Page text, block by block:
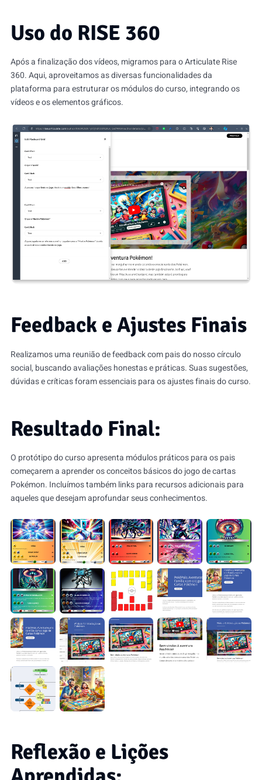
Uso do RISE 360
Após a finalização dos vídeos, migramos para o Articulate Rise
360. Aqui, aproveitamos as diversas funcionalidades da
plataforma para estruturar os módulos do curso, integrando os
vídeos e os elementos gráficos.
Feedback e Ajustes Finais
Realizamos uma reunião de feedback com pais do nosso círculo
social, buscando avaliações honestas e práticas. Suas sugestões,
dúvidas e críticas foram essenciais para os ajustes finais do curso.
Resultado Final:
O protótipo do curso apresenta módulos práticos para os pais
começarem a aprender os conceitos básicos do jogo de cartas
Pokémon. Incluímos também links para recursos adicionais para
aqueles que desejam aprofundar seus conhecimentos.
Reflexão e Lições